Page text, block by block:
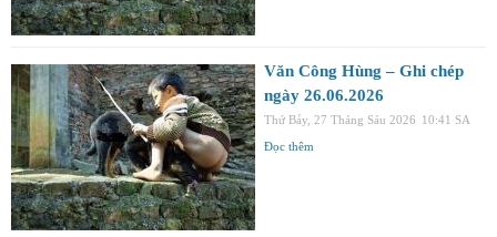
Văn Công Hùng – Ghi chép
ngày 26.06.2026
Thứ Bảy, 27 Tháng Sáu 2026 10:41 SA
Đọc thêm